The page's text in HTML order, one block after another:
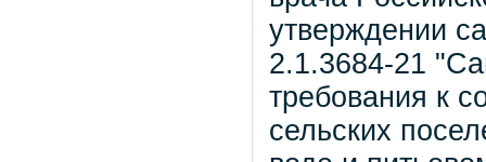
утверждении
2.1.3684-21
требования к
сельских